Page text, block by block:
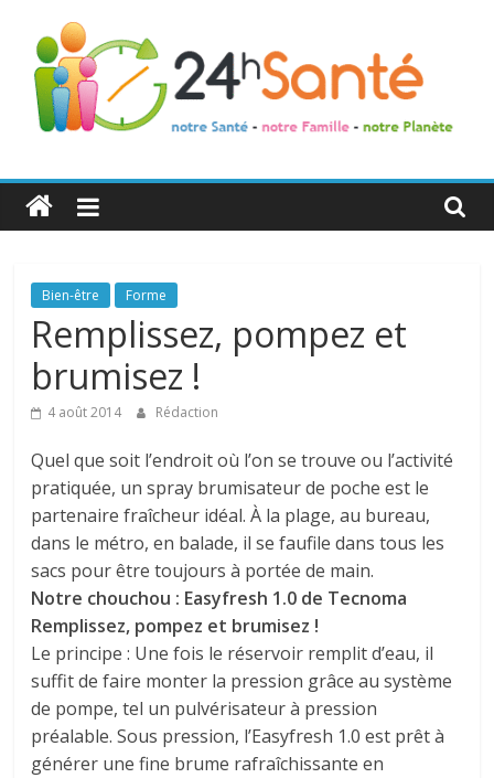
24h
Santé
La
santé
toute
famille
Bien-être Forme
Remplissez, pompez et
brumisez !
4 août 2014 Rédaction
Quel que soit l’endroit où l’on se trouve ou l’activité
pratiquée, un spray brumisateur de poche est le
partenaire fraîcheur idéal. À la plage, au bureau,
dans le métro, en balade, il se faufile dans tous les
sacs pour être toujours à portée de main.
Notre chouchou : Easyfresh 1.0 de Tecnoma
Remplissez, pompez et brumisez !
Le principe : Une fois le réservoir remplit d’eau, il
suffit de faire monter la pression grâce au système
de pompe, tel un pulvérisateur à pression
préalable. Sous pression, l’Easyfresh 1.0 est prêt à
générer une fine brume rafraîchissante en